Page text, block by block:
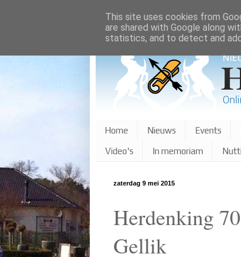
Home Nieuws Events
Video's In memoriam
zaterdag 9 mei 2015
Herdenking
Gellik
This site uses cookies from
are shared with Google along
statistics, and to detect and